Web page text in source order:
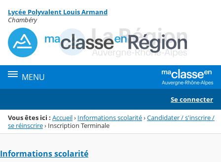
Menu de la rubrique
Contenu
Lycée Polyvalent Louis Armand
Chambéry
MENU
Se connecter
Vous êtes ici : Accueil› Informations scolarité›Candidater / s'inscrire /
se réinscrire› Inscription Terminale
Informations scolarité